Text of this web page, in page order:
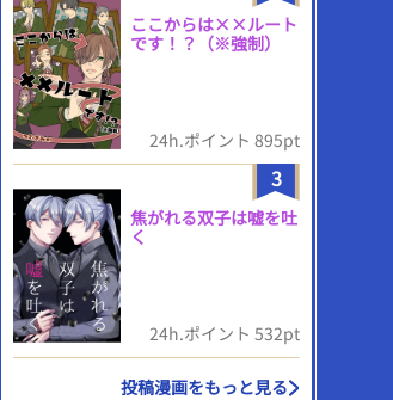
ここからは××ルート
です！？（※強制）
24h.ポイント 895pt
3
焦がれる双子は嘘を吐
く
24h.ポイント 532pt
投稿漫画をもっと見る